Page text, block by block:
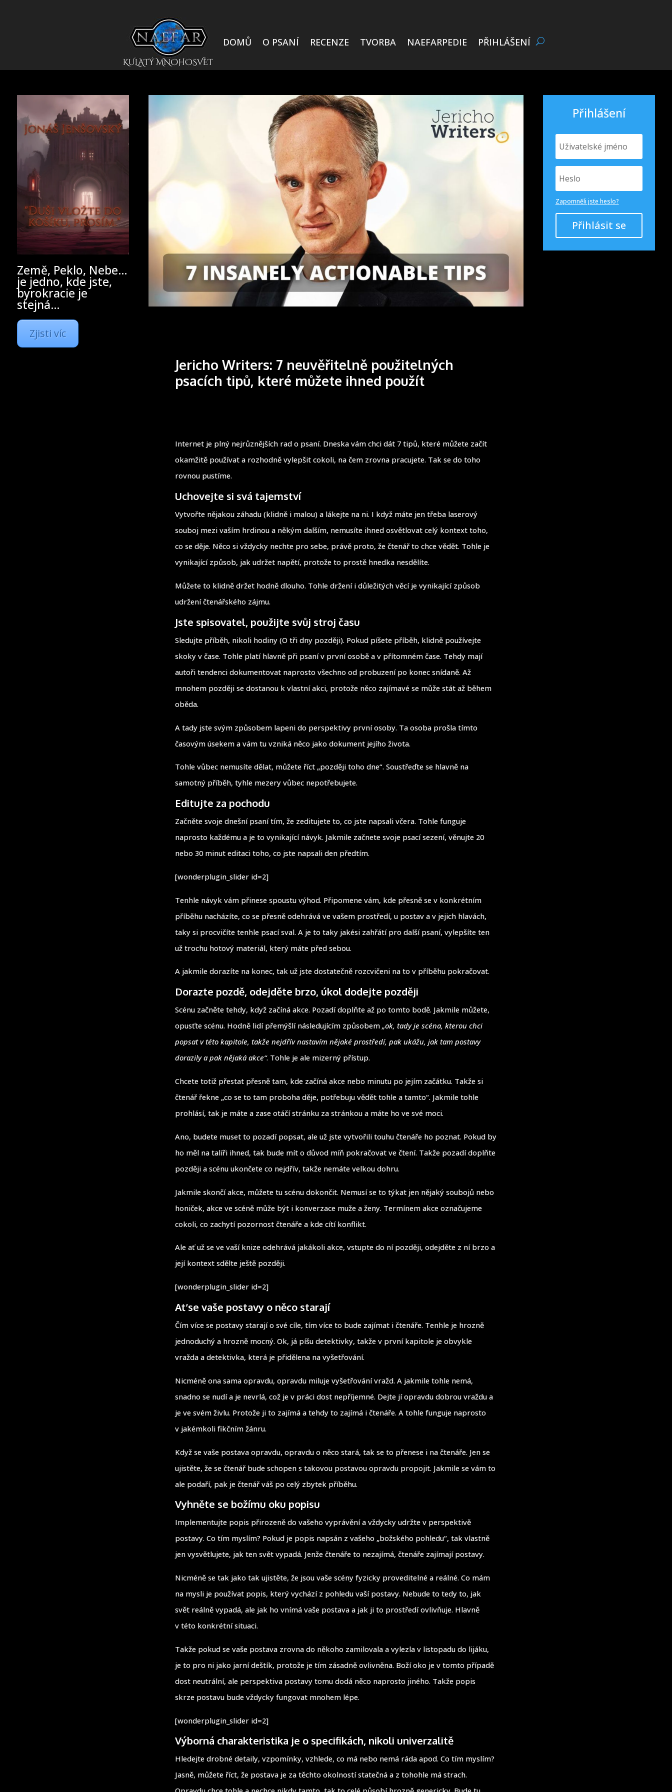
DOMŮ O PSANÍ RECENZE TVORBA NAEFARPEDIE PŘIHLÁŠENÍ
Země, Peklo, Nebe…
je jedno, kde jste,
byrokracie je
stejná…
Zjisti víc
Jericho Writers: 7 neuvěřitelně použitelných
psacích tipů, které můžete ihned použít
Internet je plný nejrůznějších rad o psaní. Dneska vám chci dát 7 tipů, které můžete začít
okamžitě používat a rozhodně vylepšit cokoli, na čem zrovna pracujete. Tak se do toho
rovnou pustíme.
Uchovejte si svá tajemství
Vytvořte nějakou záhadu (klidně i malou) a lákejte na ni. I když máte jen třeba laserový
souboj mezi vaším hrdinou a někým dalším, nemusíte ihned osvětlovat celý kontext toho,
co se děje. Něco si vždycky nechte pro sebe, právě proto, že čtenář to chce vědět. Tohle je
vynikající způsob, jak udržet napětí, protože to prostě hnedka nesdělíte.
Můžete to klidně držet hodně dlouho. Tohle držení i důležitých věcí je vynikající způsob
udržení čtenářského zájmu.
Jste spisovatel, použijte svůj stroj času
Sledujte příběh, nikoli hodiny (O tři dny později). Pokud píšete příběh, klidně používejte
skoky v čase. Tohle platí hlavně při psaní v první osobě a v přítomném čase. Tehdy mají
autoři tendenci dokumentovat naprosto všechno od probuzení po konec snídaně. Až
mnohem později se dostanou k vlastní akci, protože něco zajímavé se může stát až během
oběda.
A tady jste svým způsobem lapeni do perspektivy první osoby. Ta osoba prošla tímto
časovým úsekem a vám tu vzniká něco jako dokument jejího života.
Tohle vůbec nemusíte dělat, můžete říct „později toho dne“. Soustřeďte se hlavně na
samotný příběh, tyhle mezery vůbec nepotřebujete.
Editujte za pochodu
Začněte svoje dnešní psaní tím, že zeditujete to, co jste napsali včera. Tohle funguje
naprosto každému a je to vynikající návyk. Jakmile začnete svoje psací sezení, věnujte 20
nebo 30 minut editaci toho, co jste napsali den předtím.
[wonderplugin_slider id=2]
Tenhle návyk vám přinese spoustu výhod. Připomene vám, kde přesně se v konkrétním
příběhu nacházíte, co se přesně odehrává ve vašem prostředí, u postav a v jejich hlavách,
taky si procvičíte tenhle psací sval. A je to taky jakési zahřátí pro další psaní, vylepšíte ten
už trochu hotový materiál, který máte před sebou.
A jakmile dorazíte na konec, tak už jste dostatečně rozcvičeni na to v příběhu pokračovat.
Dorazte pozdě, odejděte brzo, úkol dodejte později
Scénu začněte tehdy, když začíná akce. Pozadí doplňte až po tomto bodě. Jakmile můžete,
opusťte scénu. Hodně lidí přemýšlí následujícím způsobem„ok, tady je scéna, kterou chci
popsat v této kapitole, takže nejdřív nastavím nějaké prostředí, pak ukážu, jak tam postavy
dorazily a pak nějaká akce“. Tohle je ale mizerný přístup.
Chcete totiž přestat přesně tam, kde začíná akce nebo minutu po jejím začátku. Takže si
čtenář řekne „co se to tam proboha děje, potřebuju vědět tohle a tamto“. Jakmile tohle
prohlásí, tak je máte a zase otáčí stránku za stránkou a máte ho ve své moci.
Ano, budete muset to pozadí popsat, ale už jste vytvořili touhu čtenáře ho poznat. Pokud by
ho měl na talíři ihned, tak bude mít o důvod míň pokračovat ve čtení. Takže pozadí doplňte
později a scénu ukončete co nejdřív, takže nemáte velkou dohru.
Jakmile skončí akce, můžete tu scénu dokončit. Nemusí se to týkat jen nějaký soubojů nebo
honiček, akce ve scéně může být i konverzace muže a ženy. Termínem akce označujeme
cokoli, co zachytí pozornost čtenáře a kde cítí konflikt.
Ale ať už se ve vaší knize odehrává jakákoli akce, vstupte do ní později, odejděte z ní brzo a
její kontext sdělte ještě později.
[wonderplugin_slider id=2]
Ať se vaše postavy o něco starají
Čím více se postavy starají o své cíle, tím více to bude zajímat i čtenáře. Tenhle je hrozně
jednoduchý a hrozně mocný. Ok, já píšu detektivky, takže v první kapitole je obvykle
vražda a detektivka, která je přidělena na vyšetřování.
Nicméně ona sama opravdu, opravdu miluje vyšetřování vražd. A jakmile tohle nemá,
snadno se nudí a je nevrlá, což je v práci dost nepříjemné. Dejte jí opravdu dobrou vraždu a
je ve svém živlu. Protože ji to zajímá a tehdy to zajímá i čtenáře. A tohle funguje naprosto
v jakémkoli fikčním žánru.
Když se vaše postava opravdu, opravdu o něco stará, tak se to přenese i na čtenáře. Jen se
ujistěte, že se čtenář bude schopen s takovou postavou opravdu propojit. Jakmile se vám to
ale podaří, pak je čtenář váš po celý zbytek příběhu.
Vyhněte se božímu oku popisu
Implementujte popis přirozeně do vašeho vyprávění a vždycky udržte v perspektivě
postavy. Co tím myslím? Pokud je popis napsán z vašeho „božského pohledu“, tak vlastně
jen vysvětlujete, jak ten svět vypadá. Jenže čtenáře to nezajímá, čtenáře zajímají postavy.
Nicméně se tak jako tak ujistěte, že jsou vaše scény fyzicky proveditelné a reálné. Co mám
na mysli je používat popis, který vychází z pohledu vaší postavy. Nebude to tedy to, jak
svět reálně vypadá, ale jak ho vnímá vaše postava a jak ji to prostředí ovlivňuje. Hlavně
v této konkrétní situaci.
Takže pokud se vaše postava zrovna do někoho zamilovala a vylezla v listopadu do lijáku,
je to pro ni jako jarní deštík, protože je tím zásadně ovlivněna. Boží oko je v tomto případě
dost neutrální, ale perspektiva postavy tomu dodá něco naprosto jiného. Takže popis
skrze postavu bude vždycky fungovat mnohem lépe.
[wonderplugin_slider id=2]
Výborná charakteristika je o specifikách, nikoli univerzalitě
Hledejte drobné detaily, vzpomínky, vzhlede, co má nebo nemá ráda apod. Co tím myslím?
Jasně, můžete říct, že postava je za těchto okolností statečná a z tohohle má strach.
Přihlášení
Zapomněli jste heslo?
Přihlásit se